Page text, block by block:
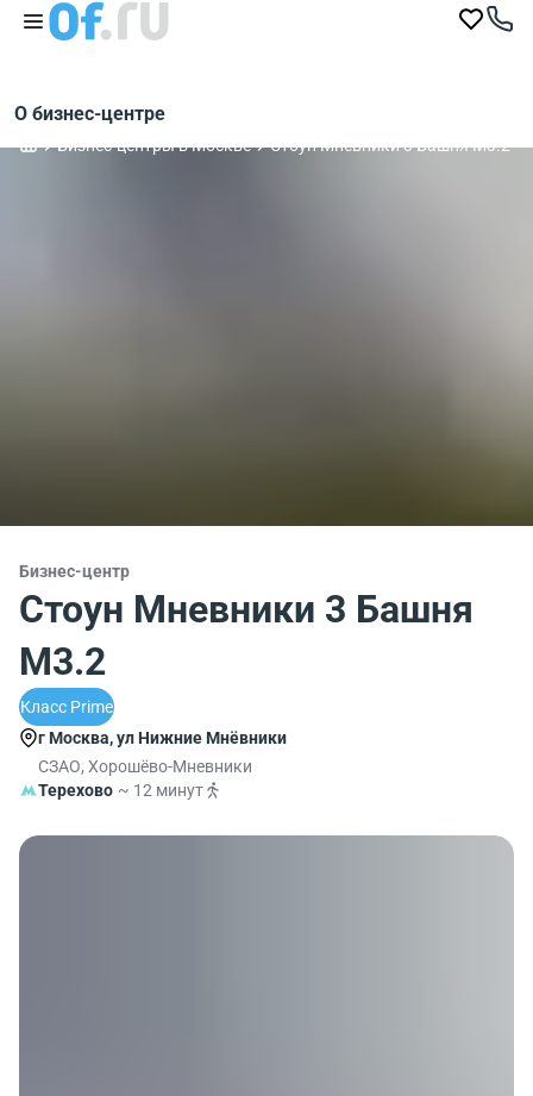
О бизнес-центре
Бизнес-центры в Москве Стоун Мневники 3 Башня М3.2
Бизнес-центр
Стоун Мневники 3 Башня
М3.2
Класс Prime
г Москва, ул Нижние Мнёвники
СЗАО, Хорошёво-Мневники
Терехово ~ 12 минут